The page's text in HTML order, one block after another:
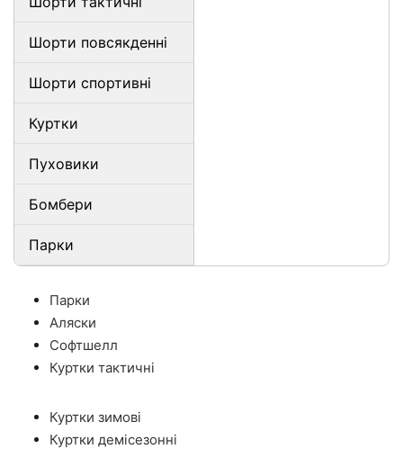
Шорти повсякденні
Шорти спортивні
Куртки
Пуховики
Бомбери
Парки
Парки
Аляски
Софтшелл
Куртки тактичні
Куртки зимові
Куртки демісезонні